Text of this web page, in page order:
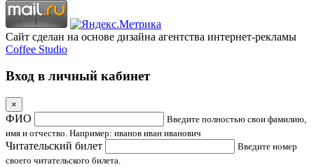
Сайт сделан на основе дизайна агентства интернет-рекламы
Coffee Studio
Вход в личный кабинет
×
ФИО
Введите полностью свои фамилию,
имя и отчество. Например: иванов иван иванович
Читательский билет
Введите номер
своего читательского билета.